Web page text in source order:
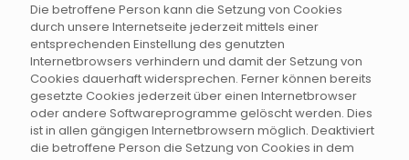
Die betroffene Person kann die Setzung von Cookies
durch unsere Internetseite jederzeit mittels einer
entsprechenden Einstellung des genutzten
Internetbrowsers verhindern und damit der Setzung von
Cookies dauerhaft widersprechen. Ferner können bereits
gesetzte Cookies jederzeit über einen Internetbrowser
oder andere Softwareprogramme gelöscht werden. Dies
ist in allen gängigen Internetbrowsern möglich. Deaktiviert
die betroffene Person die Setzung von Cookies in dem